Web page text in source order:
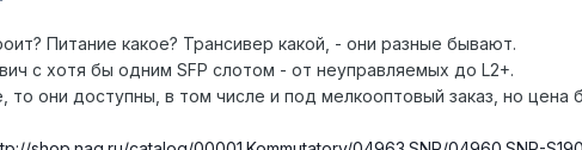
Питание какое? Трансивер какой, - они разные бывают.
с хотя бы одним SFP слотом - от неуправляемых до L2+.
то они доступны, в том числе и под мелкооптовый заказ, но